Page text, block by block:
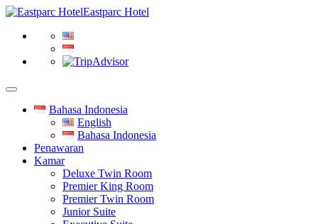
Eastparc Hotel
Bahasa Indonesia
English
Bahasa Indonesia
Penawaran
Kamar
Deluxe Twin Room
Premier King Room
Premier Twin Room
Junior Suite